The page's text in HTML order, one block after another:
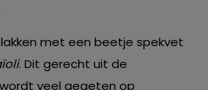
met een beetje spekvet
. Dit gerecht uit de
veel gegeten op